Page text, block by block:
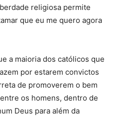
religiosa permite
que eu me quero agora
a maioria dos católicos que
por estarem convictos
de promoverem o bem
os homens, dentro de
Deus para além da